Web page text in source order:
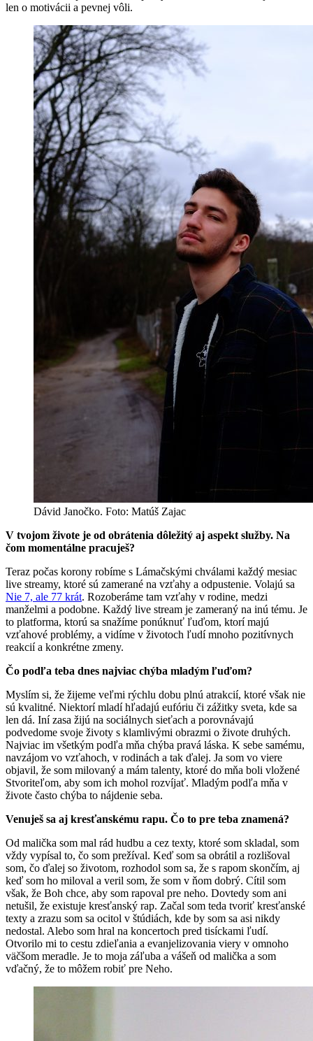
len o motivácii a pevnej vôli.
Dávid Janočko. Foto: Matúš Zajac
V tvojom živote je od obrátenia dôležitý aj aspekt služby. Na
čom momentálne pracuješ?
Teraz počas korony robíme s Lámačskými chválami každý mesiac
live streamy, ktoré sú zamerané na vzťahy a odpustenie. Volajú sa
Nie 7, ale 77 krát. Rozoberáme tam vzťahy v rodine, medzi
manželmi a podobne. Každý live stream je zameraný na inú tému. Je
to platforma, ktorú sa snažíme ponúknuť ľuďom, ktorí majú
vzťahové problémy, a vidíme v životoch ľudí mnoho pozitívnych
reakcií a konkrétne zmeny.
Čo podľa teba dnes najviac chýba mladým ľuďom?
Myslím si, že žijeme veľmi rýchlu dobu plnú atrakcií, ktoré však nie
sú kvalitné. Niektorí mladí hľadajú eufóriu či zážitky sveta, kde sa
len dá. Iní zasa žijú na sociálnych sieťach a porovnávajú
podvedome svoje životy s klamlivými obrazmi o živote druhých.
Najviac im všetkým podľa mňa chýba pravá láska. K sebe samému,
navzájom vo vzťahoch, v rodinách a tak ďalej. Ja som vo viere
objavil, že som milovaný a mám talenty, ktoré do mňa boli vložené
Stvoriteľom, aby som ich mohol rozvíjať. Mladým podľa mňa v
živote často chýba to nájdenie seba.
Venuješ sa aj kresťanskému rapu. Čo to pre teba znamená?
Od malička som mal rád hudbu a cez texty, ktoré som skladal, som
vždy vypísal to, čo som prežíval. Keď som sa obrátil a rozlišoval
som, čo ďalej so životom, rozhodol som sa, že s rapom skončím, aj
keď som ho miloval a veril som, že som v ňom dobrý. Cítil som
však, že Boh chce, aby som rapoval pre neho. Dovtedy som ani
netušil, že existuje kresťanský rap. Začal som teda tvoriť kresťanské
texty a zrazu som sa ocitol v štúdiách, kde by som sa asi nikdy
nedostal. Alebo som hral na koncertoch pred tisíckami ľudí.
Otvorilo mi to cestu zdieľania a evanjelizovania viery v omnoho
väčšom meradle. Je to moja záľuba a vášeň od malička a som
vďačný, že to môžem robiť pre Neho.